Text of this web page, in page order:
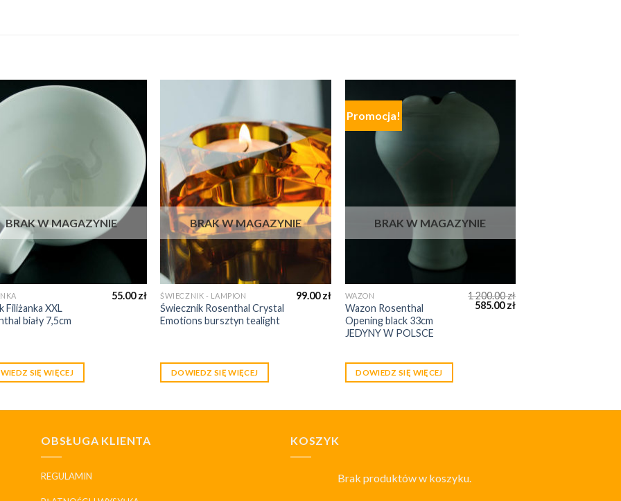
BRAK W MAGAZYNIE
Filiżanka XXL
biały 7,5cm
55.00zł
SIĘ WIĘCEJ
BRAK W MAGAZYNIE
ŚWIECZNIK - LAMPION
Świecznik Rosenthal Crystal
Emotions bursztyn tealight
99.00zł
DOWIEDZ SIĘ WIĘCEJ
Promocja!
BRAK W MAGAZYNIE
WAZON
Wazon Rosenthal
Opening black 33cm
JEDYNY W POLSCE
1 200.00zł
585.00zł
DOWIEDZ SIĘ WIĘCEJ
OBSŁUGA KLIENTA
REGULAMIN
KOSZYK
Brak produktów w koszyku.